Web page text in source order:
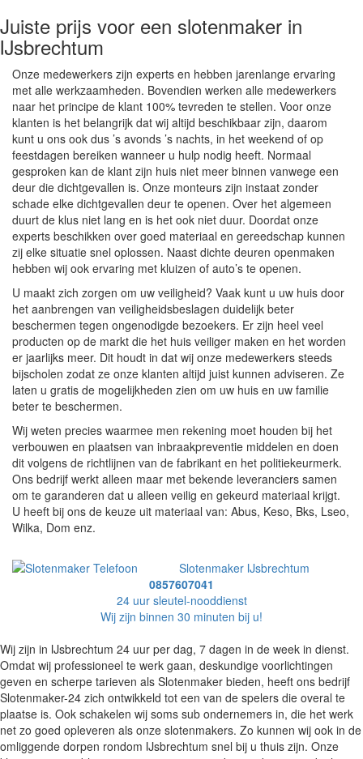
Juiste prijs voor een slotenmaker in
IJsbrechtum
Onze medewerkers zijn experts en hebben jarenlange ervaring
met alle werkzaamheden. Bovendien werken alle medewerkers
naar het principe de klant 100% tevreden te stellen. Voor onze
klanten is het belangrijk dat wij altijd beschikbaar zijn, daarom
kunt u ons ook dus ’s avonds ’s nachts, in het weekend of op
feestdagen bereiken wanneer u hulp nodig heeft. Normaal
gesproken kan de klant zijn huis niet meer binnen vanwege een
deur die dichtgevallen is. Onze monteurs zijn instaat zonder
schade elke dichtgevallen deur te openen. Over het algemeen
duurt de klus niet lang en is het ook niet duur. Doordat onze
experts beschikken over goed materiaal en gereedschap kunnen
zij elke situatie snel oplossen. Naast dichte deuren openmaken
hebben wij ook ervaring met kluizen of auto’s te openen.
U maakt zich zorgen om uw veiligheid? Vaak kunt u uw huis door
het aanbrengen van veiligheidsbeslagen duidelijk beter
beschermen tegen ongenodigde bezoekers. Er zijn heel veel
producten op de markt die het huis veiliger maken en het worden
er jaarlijks meer. Dit houdt in dat wij onze medewerkers steeds
bijscholen zodat ze onze klanten altijd juist kunnen adviseren. Ze
laten u gratis de mogelijkheden zien om uw huis en uw familie
beter te beschermen.
Wij weten precies waarmee men rekening moet houden bij het
verbouwen en plaatsen van inbraakpreventie middelen en doen
dit volgens de richtlijnen van de fabrikant en het politiekeurmerk.
Ons bedrijf werkt alleen maar met bekende leveranciers samen
om te garanderen dat u alleen veilig en gekeurd materiaal krijgt.
U heeft bij ons de keuze uit materiaal van: Abus, Keso, Bks, Lseo,
Wilka, Dom enz.
Slotenmaker IJsbrechtum
0857607041
24 uur sleutel-nooddienst
Wij zijn binnen 30 minuten bij u!
Wij zijn in IJsbrechtum 24 uur per dag, 7 dagen in de week in dienst.
Omdat wij professioneel te werk gaan, deskundige voorlichtingen
geven en scherpe tarieven als Slotenmaker bieden, heeft ons bedrijf
Slotenmaker-24 zich ontwikkeld tot een van de spelers die overal te
plaatse is. Ook schakelen wij soms sub ondernemers in, die het werk
net zo goed opleveren als onze slotenmakers. Zo kunnen wij ook in de
omliggende dorpen rondom IJsbrechtum snel bij u thuis zijn. Onze